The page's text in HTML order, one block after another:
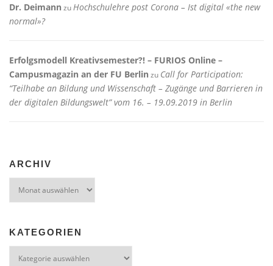
Dr. Deimann zu Hochschulehre post Corona – Ist digital «the new
normal»?
Erfolgsmodell Kreativsemester?! – FURIOS Online –
Campusmagazin an der FU Berlin zu Call for Participation:
“Teilhabe an Bildung und Wissenschaft – Zugänge und Barrieren in
der digitalen Bildungswelt” vom 16. – 19.09.2019 in Berlin
ARCHIV
KATEGORIEN